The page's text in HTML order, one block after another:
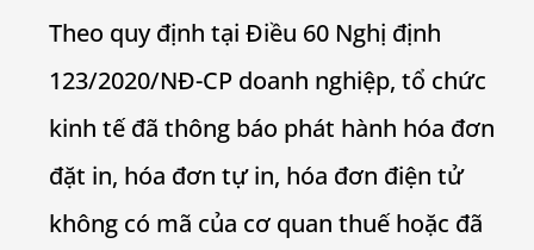
Theo quy định tại Điều 60 Nghị định
123/2020/NĐ-CP doanh nghiệp, tổ chức
kinh tế đã thông báo phát hành hóa đơn
đặt in, hóa đơn tự in, hóa đơn điện tử
không có mã của cơ quan thuế hoặc đã